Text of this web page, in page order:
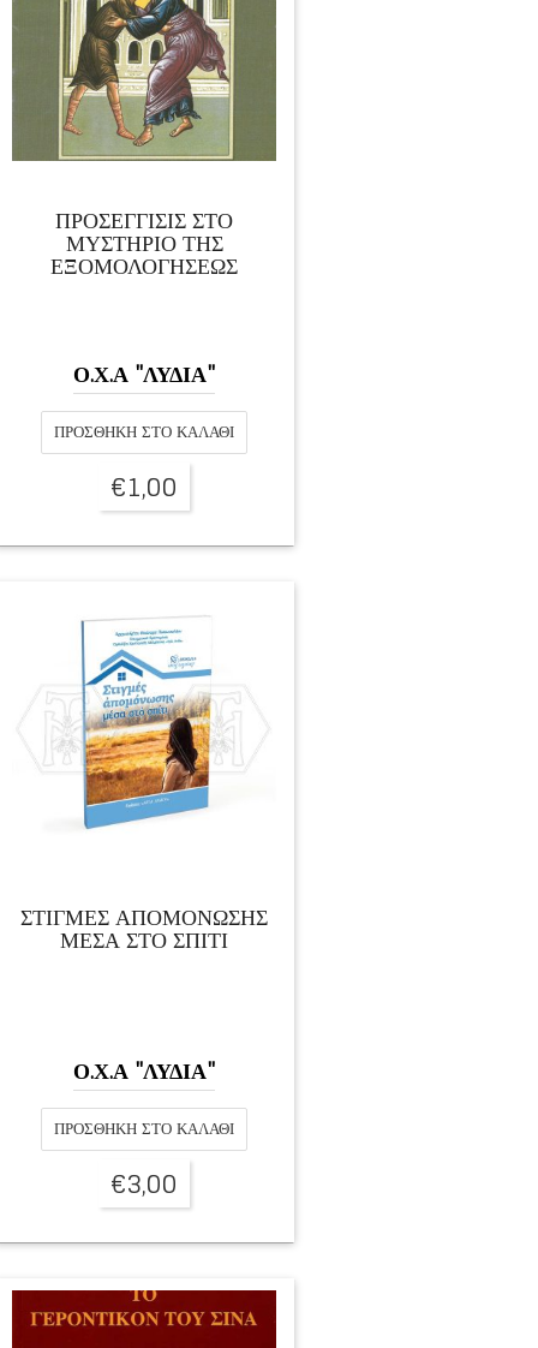
ΠΡΟΣΕΓΓΙΣΙΣ ΣΤΟ
ΜΥΣΤΗΡΙΟ ΤΗΣ
ΕΞΟΜΟΛΟΓΗΣΕΩΣ
Ο.Χ.Α "ΛΥΔΙΑ"
ΠΡΟΣΘΉΚΗ ΣΤΟ ΚΑΛΆΘΙ
€1,00
ΣΤΙΓΜΕΣ ΑΠΟΜΟΝΩΣΗΣ
ΜΕΣΑ ΣΤΟ ΣΠΙΤΙ
Ο.Χ.Α "ΛΥΔΙΑ"
ΠΡΟΣΘΉΚΗ ΣΤΟ ΚΑΛΆΘΙ
€3,00